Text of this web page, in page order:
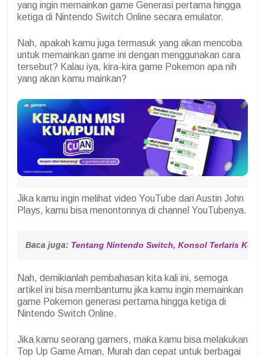
yang ingin memainkan game Generasi pertama hingga
ketiga di Nintendo Switch Online secara emulator.
Nah, apakah kamu juga termasuk yang akan mencoba
untuk memainkan game ini dengan menggunakan cara
tersebut? Kalau iya, kira-kira game Pokemon apa nih
yang akan kamu mainkan?
Jika kamu ingin melihat video YouTube dariAustin John
Plays, kamu bisa menontonnya di channel YouTubenya.
Baca juga: Tentang Nintendo Switch, Konsol Terlaris
Nah, demikianlah pembahasan kita kali ini, semoga
artikel ini bisa membantumu jika kamu ingin memainkan
game Pokemon generasi pertama hingga ketiga di
Nintendo Switch Online.
Jika kamu seorang gamers, maka kamu bisa melakukan
Top Up Game Aman, Murah dan cepat untuk berbagai